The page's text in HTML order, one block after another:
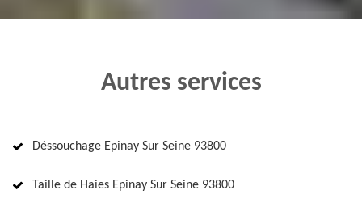
Autres services
Déssouchage Epinay Sur Seine 93800
Taille de Haies Epinay Sur Seine 93800